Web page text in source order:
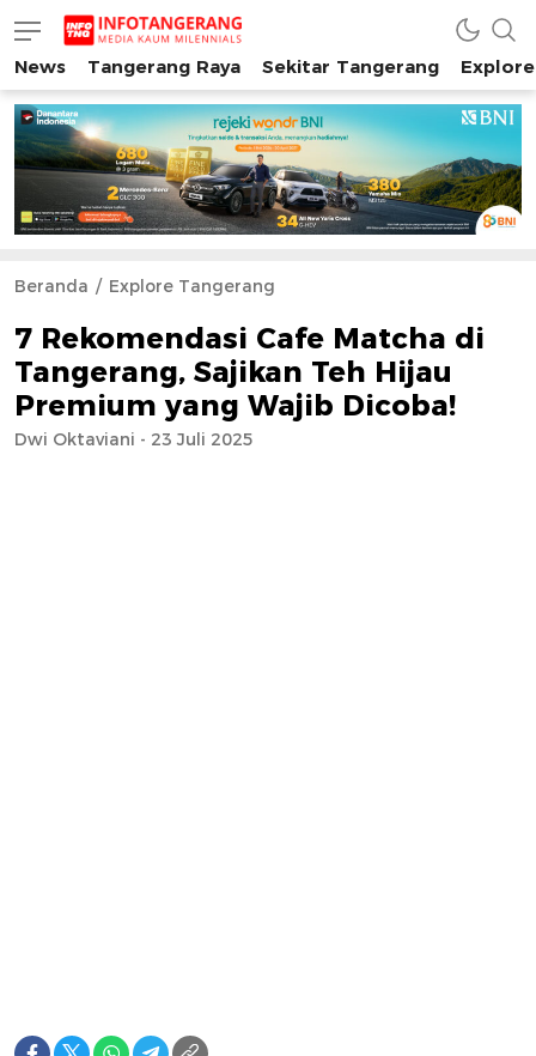
INFO TANGERANG
Media Kaum Millenials Tangerang Raya
News Tangerang Raya Sekitar Tangerang
Beranda Explore Tangerang
7 Rekomendasi Cafe Matcha di
Tangerang, Sajikan Teh Hijau
Premium yang Wajib Dicoba!
Dwi Oktaviani - 23 Juli 2025